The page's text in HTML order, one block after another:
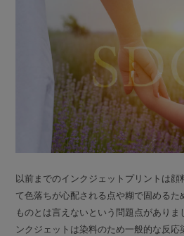
以前までのインクジェットプリントは顔
て色落ちが心配される点や糊で固める
ものとは言えないという問題点がありま
ンクジェットは染料のため一般的な反